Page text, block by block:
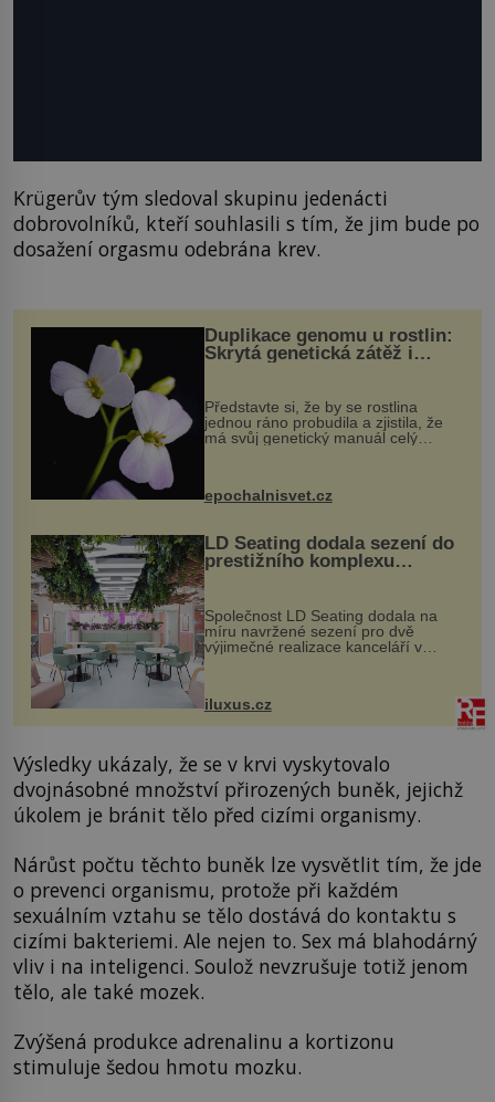
Krügerův tým sledoval skupinu jedenácti
dobrovolníků, kteří souhlasili s tím, že jim bude po
dosažení orgasmu odebrána krev.
Duplikace genomu u rostlin:
Skrytá genetická zátěž i
Představte si, že by se rostlina
jednou ráno probudila a zjistila, že
má svůj genetický manuál celý
vstupenka...
epochalnisvet.cz
LD Seating dodala sezení do
prestižního komplexu
MediaCityUK v Salfordu
Společnost LD Seating dodala na
míru navržené sezení pro dvě
výjimečné realizace kanceláří v
areálu MediaCityUK v anglickém
budov Media...
iluxus.cz
Výsledky ukázaly, že se v krvi vyskytovalo
dvojnásobné množství přirozených buněk, jejichž
úkolem je bránit tělo před cizími organismy.
Nárůst počtu těchto buněk lze vysvětlit tím, že jde
o prevenci organismu, protože při každém
sexuálním vztahu se tělo dostává do kontaktu s
cizími bakteriemi. Ale nejen to. Sex má blahodárný
vliv i na inteligenci. Soulož nevzrušuje totiž jenom
tělo, ale také mozek.
Zvýšená produkce adrenalinu a kortizonu
stimuluje šedou hmotu mozku.